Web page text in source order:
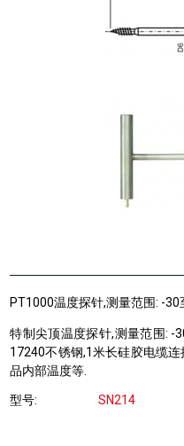
PT1000温度探针,测量范围: -30
特制尖顶温度探针,测量范围: -
17240不锈钢,1米长硅胶电缆
品内部温度等.
型号 SN214